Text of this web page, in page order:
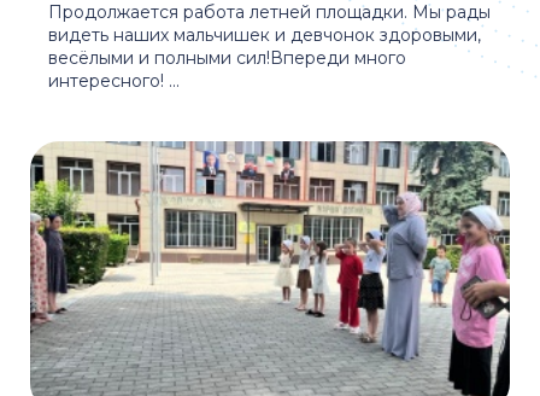
Продолжается работа летней площадки. Мы рады
видеть наших мальчишек и девчонок здоровыми,
весёлыми и полными сил!Впереди много
интересного! ...